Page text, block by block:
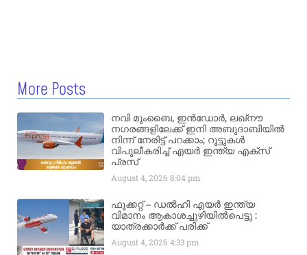
More Posts
നവി മുംബൈ, ഇൻഡോർ, ലഖ്നൗ
നഗരങ്ങളിലേക്ക് ഇനി അബുദാബിയിൽ
നിന്ന് നേരിട്ട് പറക്കാം; റൂട്ടുകൾ
വിപുലീകരിച്ച് എയർ ഇന്ത്യ എക്സ്
പ്രസ്
August 4, 20268:04 pm
ഫൂക്കറ്റ് – ഡൽഹി എയര്‍ ഇന്ത്യ
വിമാനം ആകാശച്ചുഴിയില്‍പെട്ടു :
യാത്രക്കാര്‍ക്ക് പരിക്ക്
August 4, 20264:33 pm